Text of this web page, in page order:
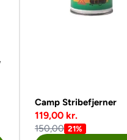
Camp Stribefjerner
119,00 kr.
150,00 21%